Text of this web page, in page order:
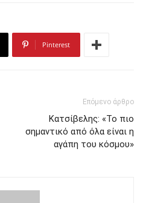
Pinterest
Επόμενο άρθρο
Κατσίβελης: «Το πιο
σημαντικό από όλα είναι η
αγάπη του κόσμου»